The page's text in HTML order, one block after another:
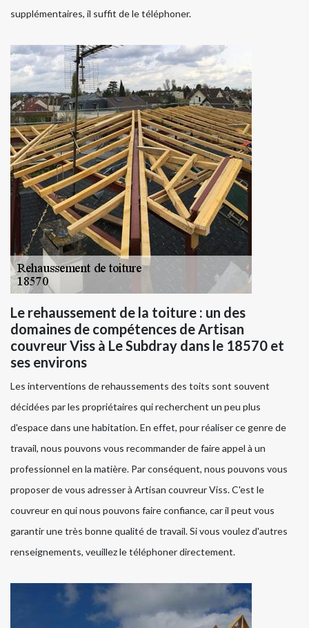
supplémentaires, il suffit de le téléphoner.
Le rehaussement de la toiture : un des
domaines de compétences de Artisan
couvreur Viss à Le Subdray dans le 18570 et
ses environs
Les interventions de rehaussements des toits sont souvent
décidées par les propriétaires qui recherchent un peu plus
d'espace dans une habitation. En effet, pour réaliser ce genre de
travail, nous pouvons vous recommander de faire appel à un
professionnel en la matière. Par conséquent, nous pouvons vous
proposer de vous adresser à Artisan couvreur Viss. C'est le
couvreur en qui nous pouvons faire confiance, car il peut vous
garantir une très bonne qualité de travail. Si vous voulez d'autres
renseignements, veuillez le téléphoner directement.